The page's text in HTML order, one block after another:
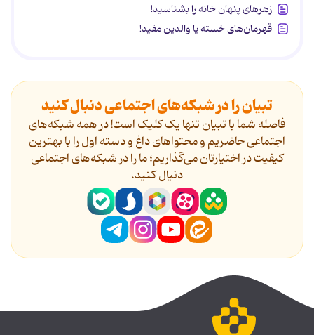
زهرهای پنهان خانه را بشناسید!
قهرمان‌های خسته یا والدین مفید!
تبیان را در شبکه‌های اجتماعی دنبال کنید
فاصله شما با تبیان تنها یک کلیک است! در همه شبکه‌های
اجتماعی حاضریم و محتواهای داغ و دسته اول را با بهترین
کیفیت در اختیارتان می‌گذاریم؛ ما را در شبکه‌های اجتماعی
دنیال کنید.